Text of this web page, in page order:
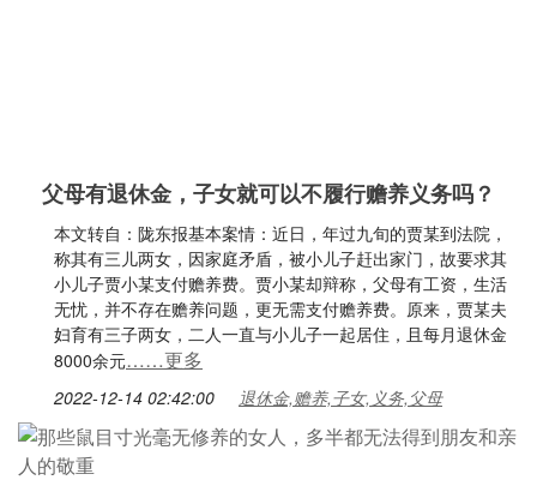
父母有退休金，子女就可以不履行赡养义务吗？
本文转自：陇东报基本案情：近日，年过九旬的贾某到法院，
称其有三儿两女，因家庭矛盾，被小儿子赶出家门，故要求其
小儿子贾小某支付赡养费。贾小某却辩称，父母有工资，生活
无忧，并不存在赡养问题，更无需支付赡养费。原来，贾某夫
妇育有三子两女，二人一直与小儿子一起居住，且每月退休金
8000余元……更多
2022-12-14 02:42:00 退休金,赡养,子女,义务,父母